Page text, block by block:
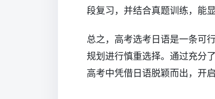
段复习，并结合真题训练，能
总之，高考选考日语是一条可
规划进行慎重选择。通过充分
高考中凭借日语脱颖而出，开